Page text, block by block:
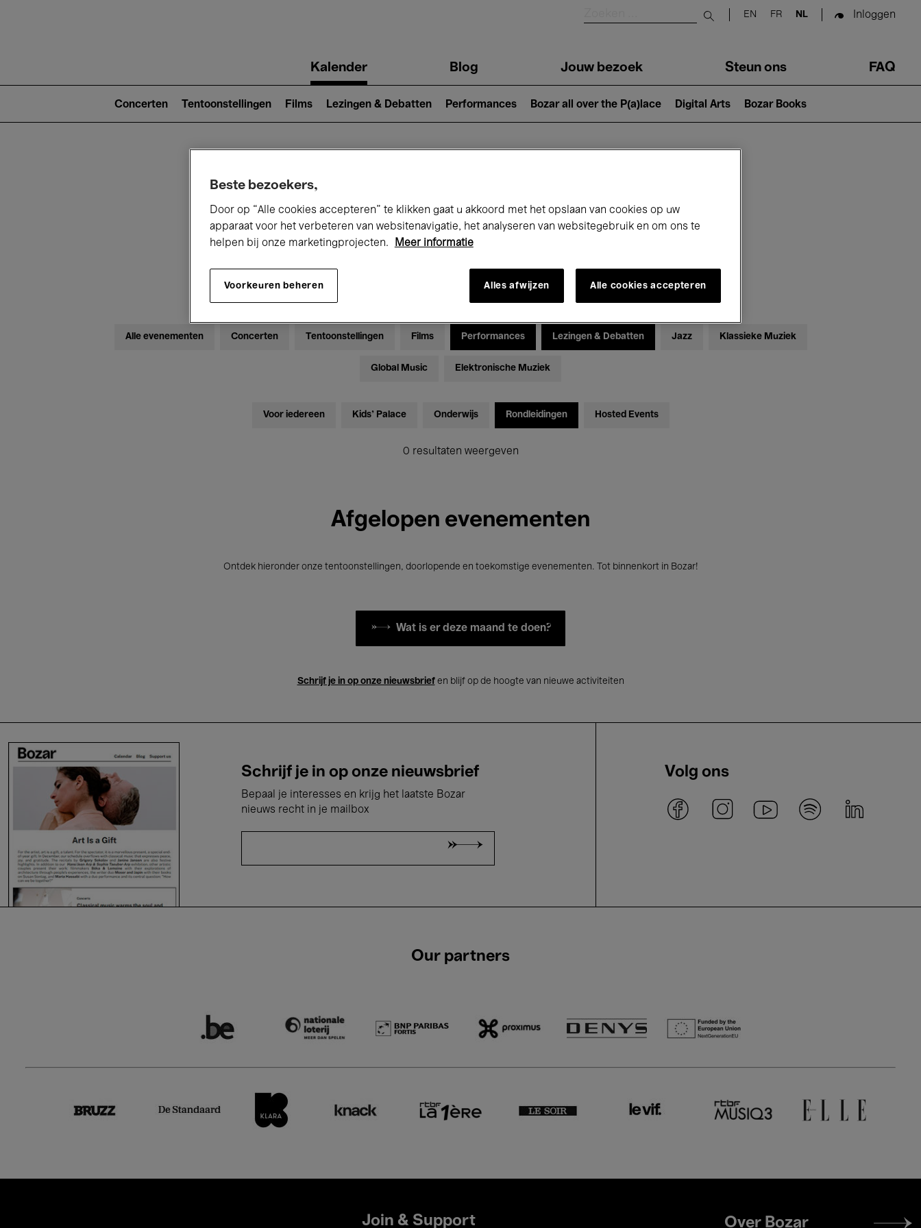
Submit search
EN FR NL Inloggen
navigationKalender Blog Jouw bezoek Steun ons FAQ
2)
Concerten Tentoonstellingen Films Lezingen & Debatten Performances Bozar all over the P(a)lace Digital Arts Bozar Books
Alle evenementen Concerten Tentoonstellingen Films Performances Lezingen & Debatten Jazz Klassieke Muziek
Global Music Elektronische Muziek
Voor iedereen Kids’ Palace Onderwijs Rondleidingen Hosted Events
0 resultaten weergeven
Afgelopen evenementen
Ontdek hieronder onze tentoonstellingen, doorlopende en toekomstige evenementen. Tot binnenkort in Bozar!
Wat is er deze maand te doen?
Schrijf je in op onze nieuwsbriefen blijf op de hoogte van nieuwe activiteiten
Schrijf je in op onze nieuwsbrief
Bepaal je interesses en krijg het laatste Bozar
nieuws recht in je mailbox
Volg ons
Our partners
Join & Support
Footer
Over Bozar
Beste bezoekers,
Door op “Alle cookies accepteren” te klikken gaat u akkoord met het opslaan van cookies op uw
apparaat voor het verbeteren van websitenavigatie, het analyseren van websitegebruik en om ons te
helpen bij onze marketingprojecten.
Meer informatie
Voorkeuren beheren Alles afwijzen Alle cookies accepteren